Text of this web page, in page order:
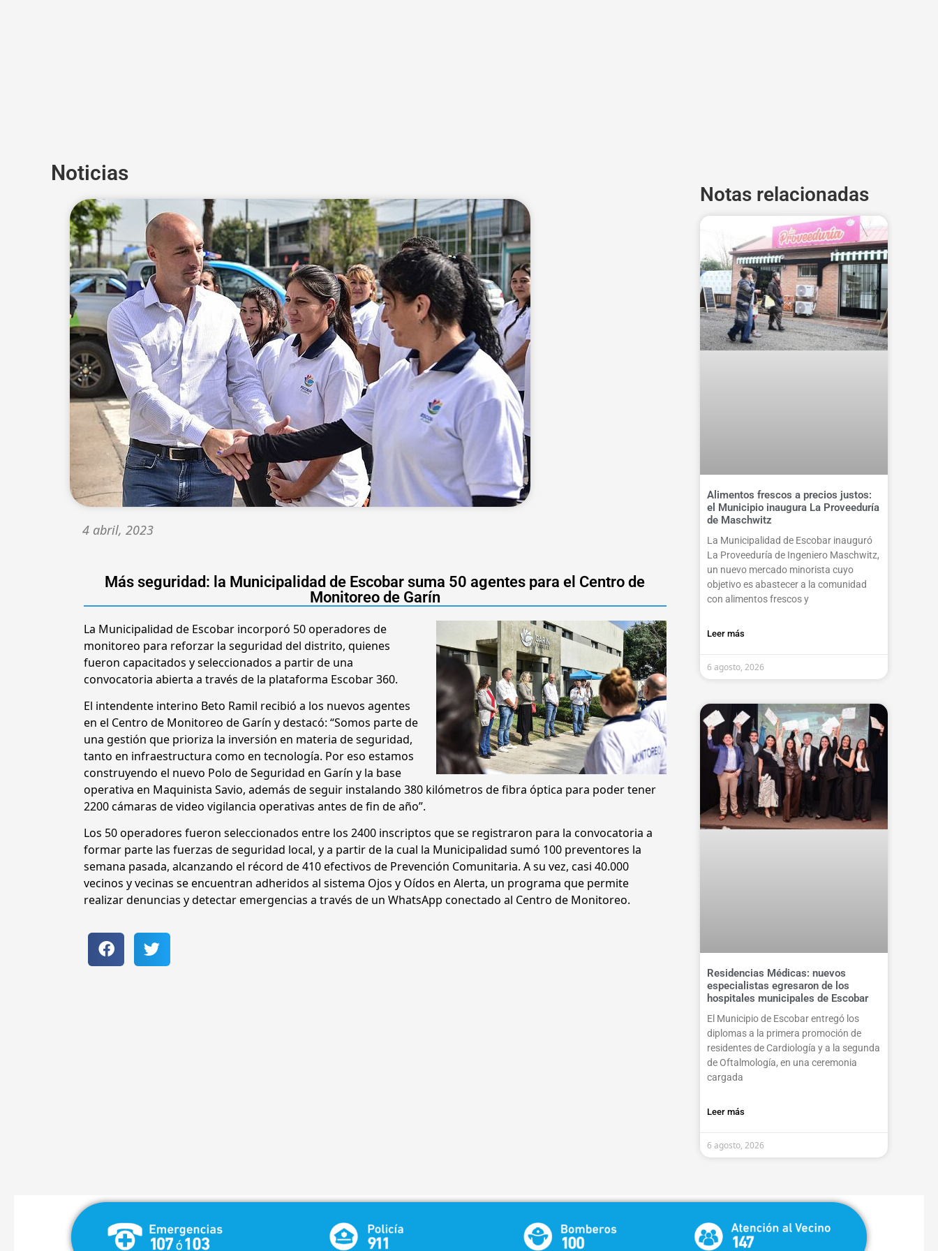
Noticias
4 abril, 2023
Más seguridad: la Municipalidad de Escobar suma 50 agentes para el Centro de
Monitoreo de Garín
La Municipalidad de Escobar incorporó 50 operadores de
monitoreo para reforzar la seguridad del distrito, quienes
fueron capacitados y seleccionados a partir de una
convocatoria abierta a través de la plataforma Escobar 360.
El intendente interino Beto Ramil recibió a los nuevos agentes
en el Centro de Monitoreo de Garín y destacó: “Somos parte de
una gestión que prioriza la inversión en materia de seguridad,
tanto en infraestructura como en tecnología. Por eso estamos
construyendo el nuevo Polo de Seguridad en Garín y la base
operativa en Maquinista Savio, además de seguir instalando 380 kilómetros de fibra óptica para poder tener
2200 cámaras de video vigilancia operativas antes de fin de año”.
Los 50 operadores fueron seleccionados entre los 2400 inscriptos que se registraron para la convocatoria a
formar parte las fuerzas de seguridad local, y a partir de la cual la Municipalidad sumó 100 preventores la
semana pasada, alcanzando el récord de 410 efectivos de Prevención Comunitaria. A su vez, casi 40.000
vecinos y vecinas se encuentran adheridos al sistema Ojos y Oídos en Alerta, un programa que permite
realizar denuncias y detectar emergencias a través de un WhatsApp conectado al Centro de Monitoreo.
Notas relacionadas
Alimentos frescos a precios justos:
el Municipio inaugura La Proveeduría
de Maschwitz
La Municipalidad de Escobar inauguró
La Proveeduría de Ingeniero Maschwitz,
un nuevo mercado minorista cuyo
objetivo es abastecer a la comunidad
con alimentos frescos y
Leer más
6 agosto, 2026
Residencias Médicas: nuevos
especialistas egresaron de los
hospitales municipales de Escobar
El Municipio de Escobar entregó los
diplomas a la primera promoción de
residentes de Cardiología y a la segunda
de Oftalmología, en una ceremonia
cargada
Leer más
6 agosto, 2026